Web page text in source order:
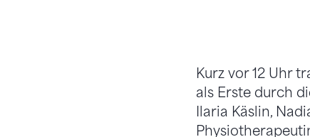
Kurz vor 12 Uhr
als Erste durch
Ilaria Käslin,